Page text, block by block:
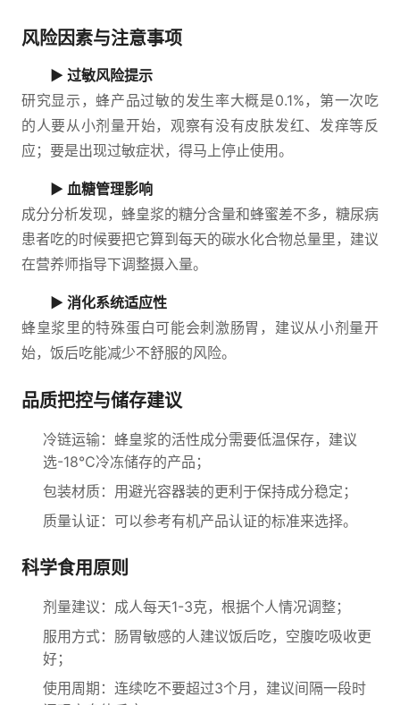
风险因素与注意事项
▶ 过敏风险提示
研究显示，蜂产品过敏的发生率大概是0.1%，第一次吃
的人要从小剂量开始，观察有没有皮肤发红、发痒等反
应；要是出现过敏症状，得马上停止使用。
▶ 血糖管理影响
成分分析发现，蜂皇浆的糖分含量和蜂蜜差不多，糖尿病
患者吃的时候要把它算到每天的碳水化合物总量里，建议
在营养师指导下调整摄入量。
▶ 消化系统适应性
蜂皇浆里的特殊蛋白可能会刺激肠胃，建议从小剂量开
始，饭后吃能减少不舒服的风险。
品质把控与储存建议
冷链运输：蜂皇浆的活性成分需要低温保存，建议
选-18℃冷冻储存的产品；
包装材质：用避光容器装的更利于保持成分稳定；
质量认证：可以参考有机产品认证的标准来选择。
科学食用原则
剂量建议：成人每天1-3克，根据个人情况调整；
服用方式：肠胃敏感的人建议饭后吃，空腹吃吸收更
好；
使用周期：连续吃不要超过3个月，建议间隔一段时